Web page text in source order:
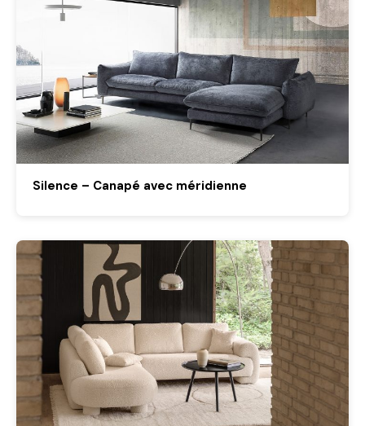
Silence – Canapé avec méridienne